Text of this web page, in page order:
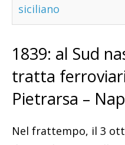
siciliano
1839: al Sud
tratta
Pietrarsa –
Nel frattempo, il 3